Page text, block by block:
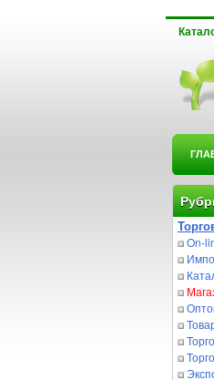
On-